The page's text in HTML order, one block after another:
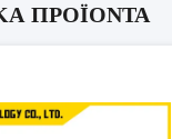
ΠΡΟΪΌΝΤΑ